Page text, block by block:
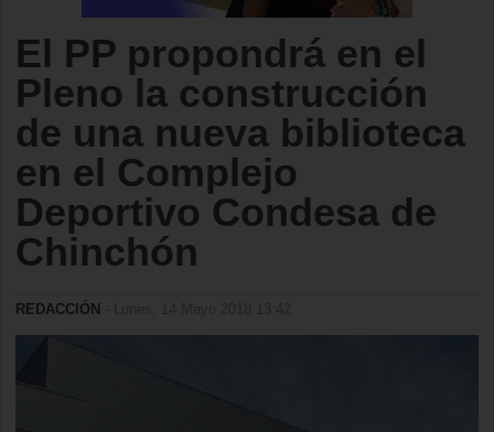
El PP propondrá en el
Pleno la construcción
de una nueva biblioteca
en el Complejo
Deportivo Condesa de
Chinchón
REDACCIÓN